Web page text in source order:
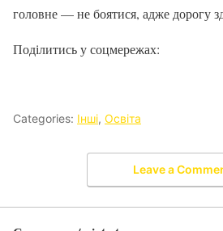
головне — не боятися, адже дорогу
Поділитись у соцмережах:
Categories: Інші, Освіта
Leave a